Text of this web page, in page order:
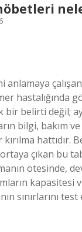
anlamaya
hastalığında
bir belirti değil;
bilgi, bakım
hattıdır.
çıkan bu
ötesinde,
kapasitesi
sınırlarını